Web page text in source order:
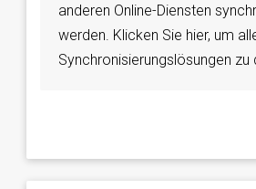
anderen Online-Diensten
werden. Klicken Sie hier, um
Synchronisierungslösungen zu